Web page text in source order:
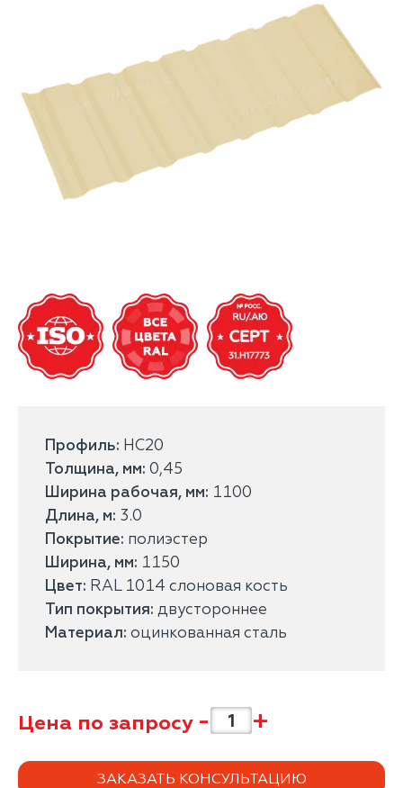
Профиль: НС20
Толщина, мм: 0,45
Ширина рабочая, мм: 1100
Длина, м: 3.0
Покрытие: полиэстер
Ширина, мм: 1150
Цвет: RAL 1014 слоновая кость
Тип покрытия: двустороннее
Материал: оцинкованная сталь
Цена по запросу - +
ЗАКАЗАТЬ КОНСУЛЬТАЦИЮ